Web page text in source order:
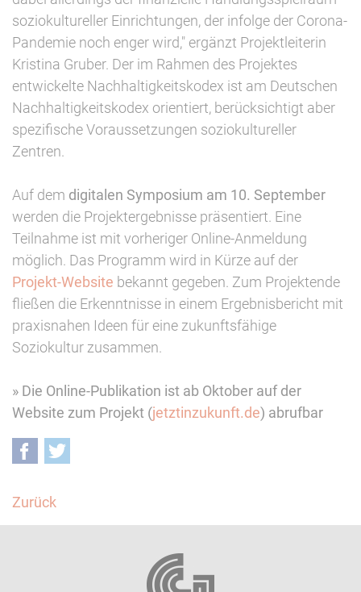
soziokultureller Einrichtungen, der infolge der Corona-
Pandemie noch enger wird," ergänzt Projektleiterin
Kristina Gruber. Der im Rahmen des Projektes
entwickelte Nachhaltigkeitskodex ist am Deutschen
Nachhaltigkeitskodex orientiert, berücksichtigt aber
spezifische Voraussetzungen soziokultureller
Zentren.
Auf dem digitalen Symposium am 10. September
werden die Projektergebnisse präsentiert. Eine
Teilnahme ist mit vorheriger Online-Anmeldung
möglich. Das Programm wird in Kürze auf der
Projekt-Website bekannt gegeben. Zum Projektende
fließen die Erkenntnisse in einem Ergebnisbericht mit
praxisnahen Ideen für eine zukunftsfähige
Soziokultur zusammen.
» Die Online-Publikation ist ab Oktober auf der
Website zum Projekt (jetztinzukunft.de) abrufbar
Facebook
Zurück